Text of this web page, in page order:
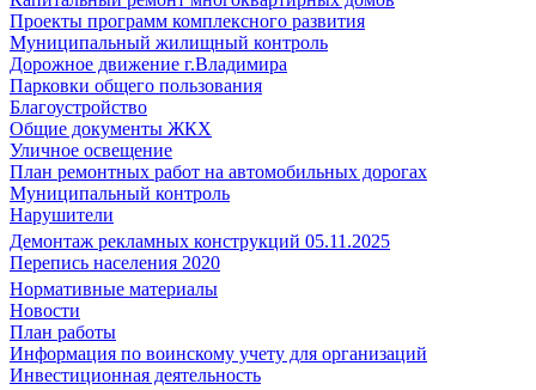
Проекты программ комплексного развития
Муниципальный жилищный контроль
Дорожное движение г.Владимира
Парковки общего пользования
Благоустройство
Общие документы ЖКХ
Уличное освещение
План ремонтных работ на автомобильных дорогах
Муниципальный контроль
Нарушители
Демонтаж рекламных конструкций 05.11.2025
Перепись населения 2020
Нормативные материалы
Новости
План работы
Информация по воинскому учету для организаций
Инвестиционная деятельность